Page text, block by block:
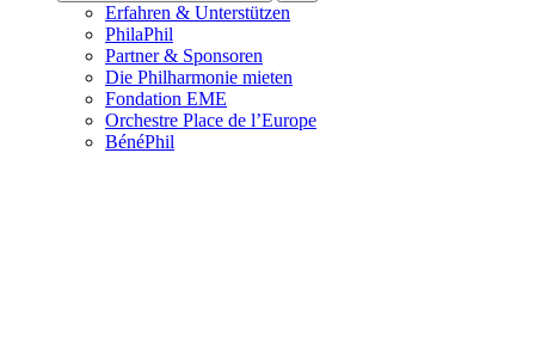
Erfahren & Unterstützen
PhilaPhil
Partner & Sponsoren
Die Philharmonie mieten
Fondation EME
Orchestre Place de l’Europe
BénéPhil